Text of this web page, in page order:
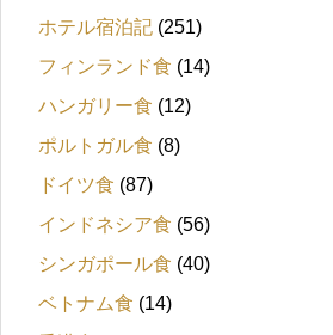
ホテル宿泊記 (251)
フィンランド食 (14)
ハンガリー食 (12)
ポルトガル食 (8)
ドイツ食 (87)
インドネシア食 (56)
シンガポール食 (40)
ベトナム食 (14)